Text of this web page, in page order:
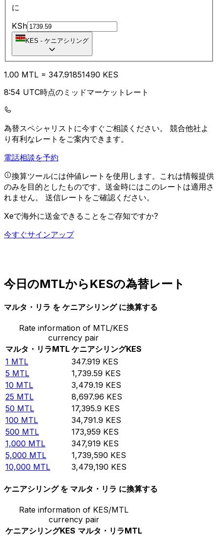
に
KSh
KES - ケニアシリング
1.00 MTL = 347.91851490 KES
8:54 UTC時点のミッドマーケットレート
為替スペシャリストに今すぐご相談ください。 競合他社よ
り有利なレートをご案内できます。
電話相談を予約
換算ツールには仲値レートを使用します。これは情報提供
のみを目的としたものです。送金時にはこのレートは適用さ
れません。 送信レートをご確認ください。
Xeで海外に送金できることをご存知ですか?
今すぐサインアップ
今日のMTLからKESの為替レート
マルタ・リラ を ケニアシリング に換算する
Rate information of MTL/KES
currency pair
マルタ・リラMTL ケニアシリングKES
1 MTL 347.919 KES
5 MTL 1,739.59 KES
10 MTL 3,479.19 KES
25 MTL 8,697.96 KES
50 MTL 17,395.9 KES
100 MTL 34,791.9 KES
500 MTL 173,959 KES
1,000 MTL 347,919 KES
5,000 MTL 1,739,590 KES
10,000 MTL 3,479,190 KES
ケニアシリング を マルタ・リラ に換算する
Rate information of KES/MTL
currency pair
ケニアシリングKES マルタ・リラMTL